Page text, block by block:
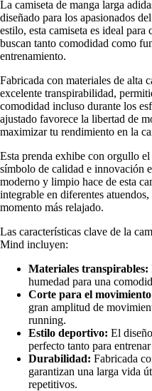
La camiseta de manga larga
diseñado para los apasionados
estilo, esta camiseta es ideal
buscan tanto comodidad como
entrenamiento.
Fabricada con materiales de alta
excelente transpirabilidad,
comodidad incluso durante los
ajustado favorece la libertad de
maximizar tu rendimiento en la
Esta prenda exhibe con orgullo
símbolo de calidad e innovación
moderno y limpio hace de esta
integrable en diferentes
momento más relajado.
Las características clave de la
Mind incluyen:
Materiales transpirables:
humedad para una
Corte para el
gran amplitud de
running.
Estilo deportivo: El
perfecto tanto para
Durabilidad: Fabricada
garantizan una larga vida
repetitivos.